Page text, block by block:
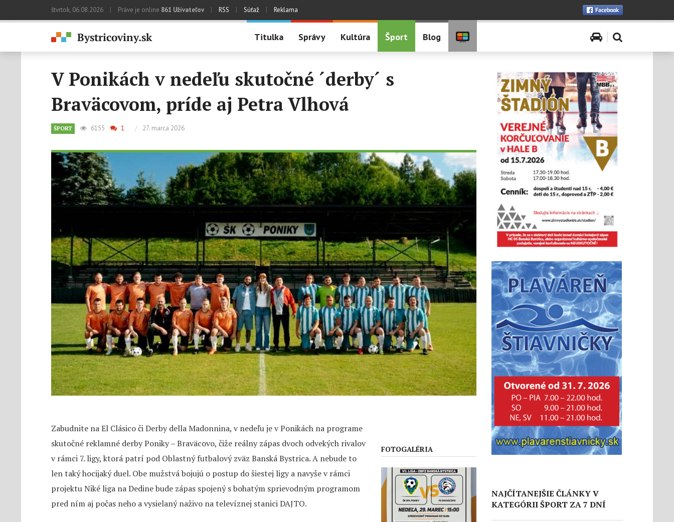
štvrtok, 06.08.2026 | Práve je online 861 Užívateľov | RSS | Súťaž | Reklama
Titulka Správy Kultúra Šport Blog
V Ponikách v nedeľu skutočné ´derby´ s
Braväcovom, príde aj Petra Vlhová
ŠPORT 6155 1 / 27. marca 2026
Zabudnite na El Clásico či Derby della Madonnina, v nedeľu je v Ponikách na programe
skutočné reklamné derby Poniky – Braväcovo, čiže reálny zápas dvoch odvekých rivalov
v rámci 7. ligy, ktorá patrí pod Oblastný futbalový zväz Banská Bystrica. A nebude to
len taký hocijaký duel. Obe mužstvá bojujú o postup do šiestej ligy a navyše v rámci
projektu Niké liga na Dedine bude zápas spojený s bohatým sprievodným programom
pred ním aj počas neho a vysielaný naživo na televíznej stanici DAJTO.
FOTOGALÉRIA
NAJČÍTANEJŠIE ČLÁNKY V
KATEGÓRII ŠPORT ZA 7 DNÍ